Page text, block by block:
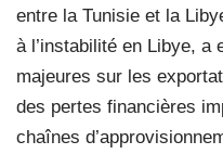
entre la Tunisie et la
à l’instabilité en Libye, a
majeures sur les
des pertes financières
chaînes